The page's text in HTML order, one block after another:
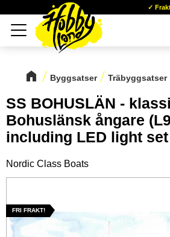
Meny
Byggsatser Träbyggsatser
SS BOHUSLÄN -
Bohuslänsk ångare
including LED light set
Nordic Class Boats
FRI FRAKT!